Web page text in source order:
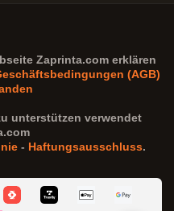
Zaprinta.com erklären
(AGB)
unterstützen verwendet
- Haftungsausschluss.